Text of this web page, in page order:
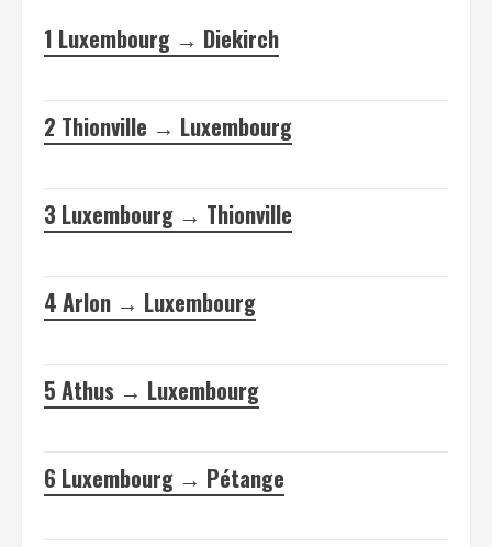
1 Luxembourg → Diekirch
2 Thionville → Luxembourg
3 Luxembourg → Thionville
4 Arlon → Luxembourg
5 Athus → Luxembourg
6 Luxembourg → Pétange